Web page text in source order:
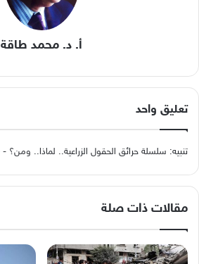
أ. د. محمد طاقة
تعليق واحد
تنبيه: سلسلة حرائق الحقول الزراعية.. لماذا.. ومن؟ - IraqOnline
مقالات ذات صلة